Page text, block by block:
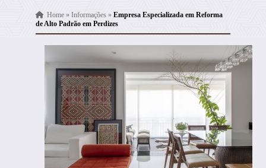
Home» Informações » Empresa Especializada em Reforma
de Alto Padrão em Perdizes